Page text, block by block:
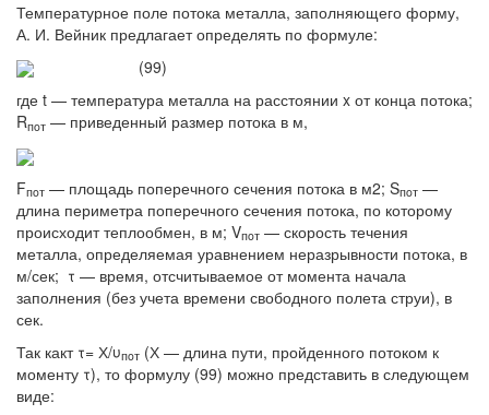
Температурное поле потока металла, заполняющего форму,
А. И. Вейник предлагает определять по формуле:
(99)
где t — температура металла на расстоянии x от конца потока;
Rпoт — приведенный размер потока в м,
Fпoт — площадь поперечного сечения потока в м2; Sпoт —
длина периметра поперечного сечения потока, по которому
происходит теплообмен, в м; Vпoт — скорость течения
металла, определяемая уравнением неразрывности потока, в
м/сек; τ — время, отсчитываемое от момента начала
заполнения (без учета времени свободного полета струи), в
сек.
Так какт τ= Х/υпoт (Х — длина пути, пройденного потоком к
моменту τ), то формулу (99) можно представить в следующем
виде: